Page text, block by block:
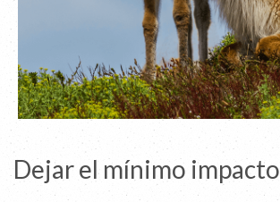
Dejar el mínimo impacto